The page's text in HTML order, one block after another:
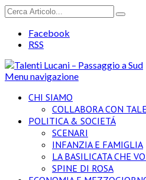
Facebook
RSS
Menu navigazione
CHI SIAMO
COLLABORA CON
POLITICA & SOCIETÁ
SCENARI
INFANZIA E FAMIGLIA
LA BASILICATA CHE
SPINE DI ROSA